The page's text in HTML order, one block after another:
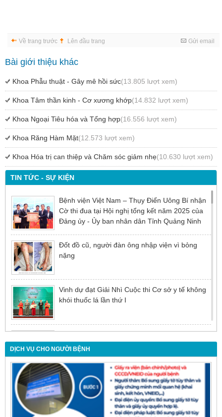
TIN TỨC - SỰ KIỆN
Bệnh viện Việt Nam – Thụy Điển Uông Bí nhận
Cờ thi đua tại Hội nghị tổng kết năm 2025 của
Đảng ủy - Ủy ban nhân dân Tỉnh Quảng Ninh
Đốt đồ cũ, người đàn ông nhập viện vì bỏng
nặng
Vinh dự đạt Giải Nhì Cuộc thi Cơ sở y tế không
khói thuốc lá lần thứ I
Đừng để tuổi tác là rào cản khiến việc điều trị bị
chậm trễ
Nội soi mật tụy ngược dòng – Giải pháp tối ưu
cho người bệnh sỏi ống mật chủ
DỊCH VỤ CHO NGƯỜI BỆNH
Về trang trước Lên đầu trang Gửi email
Bài giới thiệu khác
Khoa Phẫu thuật - Gây mê hồi sức(13.805 lượt xem)
Khoa Tâm thần kinh - Cơ xương khớp(14.832 lượt xem)
Khoa Ngoại Tiêu hóa và Tổng hợp(16.556 lượt xem)
Khoa Răng Hàm Mặt(12.573 lượt xem)
Khoa Hóa trị can thiệp và Chăm sóc giảm nhẹ(10.630 lượt xem)